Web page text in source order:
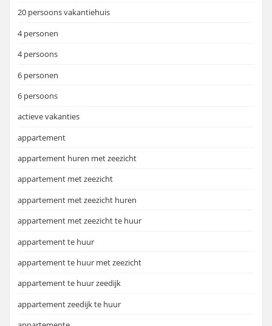
20 persoons vakantiehuis
4 personen
4 persoons
6 personen
6 persoons
actieve vakanties
appartement
appartement huren met zeezicht
appartement met zeezicht
appartement met zeezicht huren
appartement met zeezicht te huur
appartement te huur
appartement te huur met zeezicht
appartement te huur zeedijk
appartement zeedijk te huur